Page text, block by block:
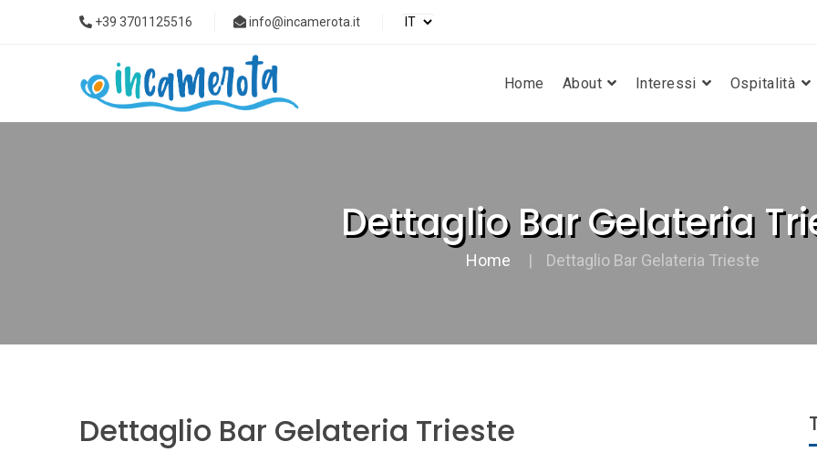
+39 3701125516 info@incamerota.it
Home About Interessi Ospitalità
Dettaglio Bar Gelateria
Home Dettaglio Bar Gelateria Trieste
Dettaglio Bar Gelateria Trieste